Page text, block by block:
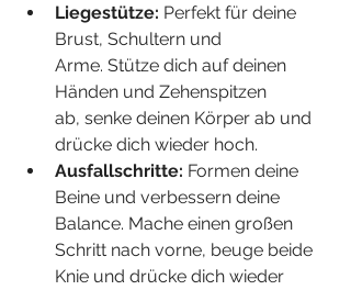
Liegestütze: Perfekt für deine
Brust, Schultern und
Arme. Stütze dich auf deinen
Händen und Zehenspitzen
ab, senke deinen Körper ab und
drücke dich wieder hoch.
Ausfallschritte: Formen deine
Beine und verbessern deine
Balance. Mache einen großen
Schritt nach vorne, beuge beide
Knie und drücke dich wieder